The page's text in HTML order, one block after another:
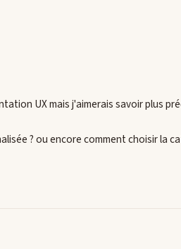
UX mais j'aimerais savoir plus
? ou encore comment choisir la